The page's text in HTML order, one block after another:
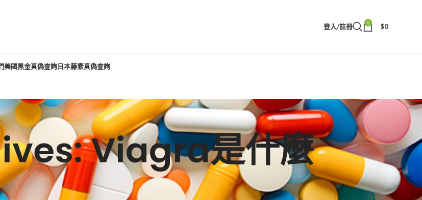
登入/註冊 0 $0
美國黑金真偽查詢日本藤素真偽查詢
Viagra是什麼